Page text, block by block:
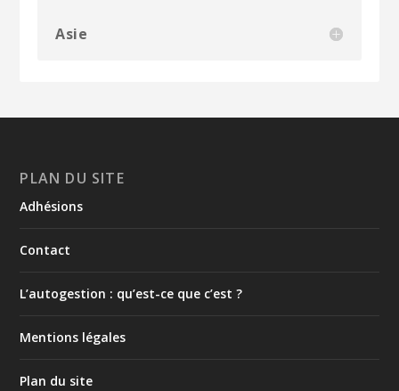
Asie
PLAN DU SITE
Adhésions
Contact
L’autogestion : qu’est-ce que c’est ?
Mentions légales
Plan du site